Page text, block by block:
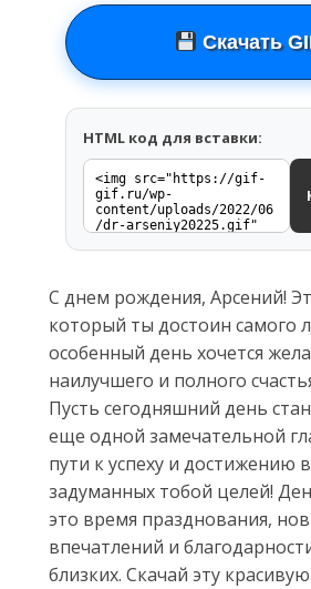
Скачать
HTML код для вставки:
С днем рождения, Арсений!
который ты достоин самого
особенный день хочется
наилучшего и полного
Пусть сегодняшний день
еще одной замечательной
пути к успеху и достижению
задуманных тобой целей!
это время празднования,
впечатлений и
близких. Скачай эту